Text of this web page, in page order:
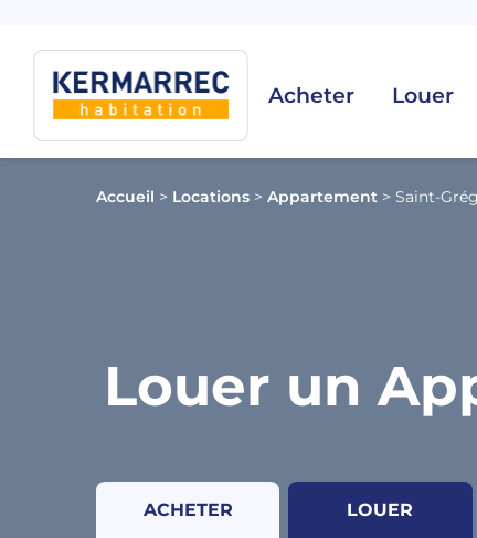
Acheter Louer
Accueil > Locations > Appartement > Saint-
Louer un
ACHETER LOUER